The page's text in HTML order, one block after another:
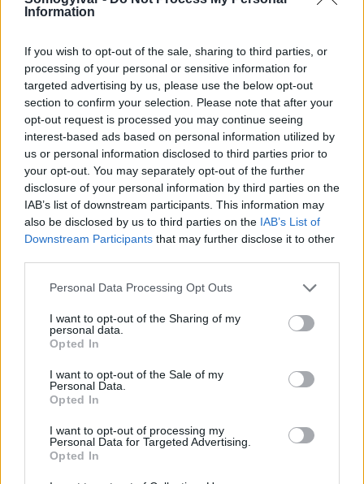
Information
If you wish to opt-out of the sale, sharing to third parties, or
processing of your personal or sensitive information for
targeted advertising by us, please use the below opt-out
section to confirm your selection. Please note that after your
opt-out request is processed you may continue seeing
interest-based ads based on personal information utilized by
us or personal information disclosed to third parties prior to
your opt-out. You may separately opt-out of the further
disclosure of your personal information by third parties on the
IAB’s list of downstream participants. This information may
also be disclosed by us to third parties on the IAB’s List of
Downstream Participants that may further disclose it to other
Please note that this website/app uses one or more Google
not limited to your visit or usage behaviour. You may click to
grant or deny consent to Google and its third-party tags to
use your data for below specified purposes in below Google
consent section.
Personal Data Processing Opt Outs
I want to opt-out of the Sharing of my
personal data.
Opted In
I want to opt-out of the Sale of my
Personal Data.
Opted In
I want to opt-out of processing my
Personal Data for Targeted Advertising.
Opted In
Hőség és vízhiány - itatók feltöltésével segítik a
vadállományt a somogyi erdőkben
Helyi hírek
Amire többmillióan vártunk: szombattól másodfokúra
csökken a riasztás
MAGYAR ÉPÍTŐK